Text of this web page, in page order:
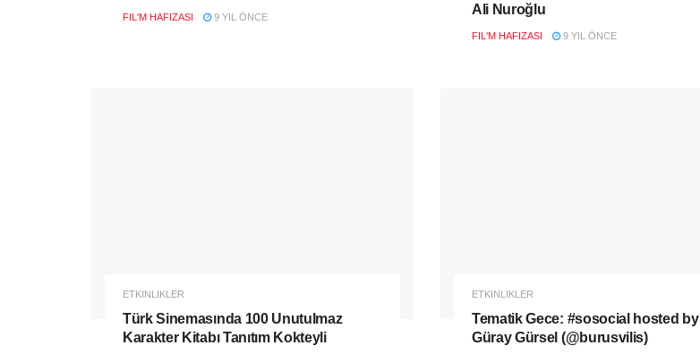
FIL'M HAFIZASI 9 YIL ÖNCE
Ali Nuroğlu
FIL'M HAFIZASI 9 YIL ÖNCE
ETKINLIKLER
Türk Sinemasında 100 Unutulmaz
Karakter Kitabı Tanıtım Kokteyli
ETKINLIKLER
Tematik Gece: #sosocial hosted by
Güray Gürsel (@burusvilis)